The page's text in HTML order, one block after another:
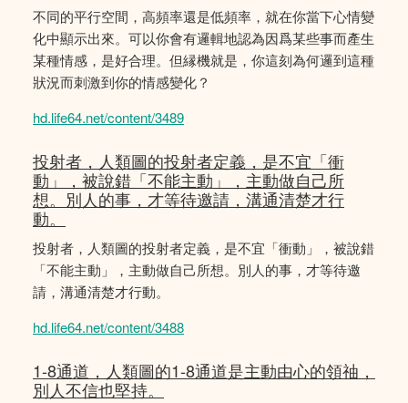
不同的平行空間，高頻率還是低頻率，就在你當下心情變
化中顯示出來。可以你會有邏輯地認為因爲某些事而產生
某種情感，是好合理。但縁機就是，你這刻為何邏到這種
狀況而刺激到你的情感變化？
hd.life64.net/content/3489
投射者，人類圖的投射者定義，是不宜「衝
動」，被說錯「不能主動」，主動做自己所
想。別人的事，才等待邀請，溝通清楚才行
動。
投射者，人類圖的投射者定義，是不宜「衝動」，被說錯
「不能主動」，主動做自己所想。別人的事，才等待邀
請，溝通清楚才行動。
hd.life64.net/content/3488
1-8通道，人類圖的1-8通道是主動由心的領䄂，
別人不信也堅持。